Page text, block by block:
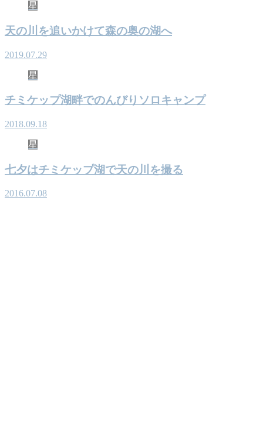
星
天の川を追いかけて森の奥の湖へ
2019.07.29
星
チミケップ湖畔でのんびりソロキャンプ
2018.09.18
星
七夕はチミケップ湖で天の川を撮る
2016.07.08